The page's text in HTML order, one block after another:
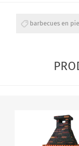
barbecues en